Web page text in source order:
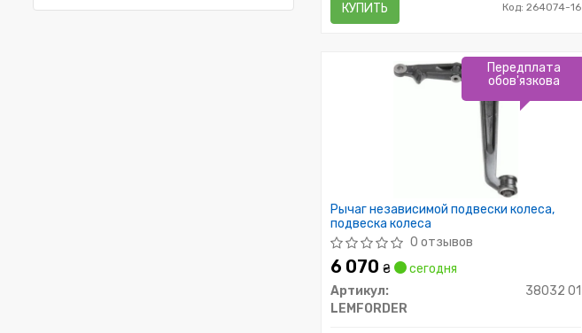
КУПИТЬ Код: 264074-16
Рычаг независимой подвески колеса,
подвеска колеса
0 отзывов
6 070 ₴
сегодня
Артикул:
38032 01
LEMFORDER
Передплата
обов'язкова